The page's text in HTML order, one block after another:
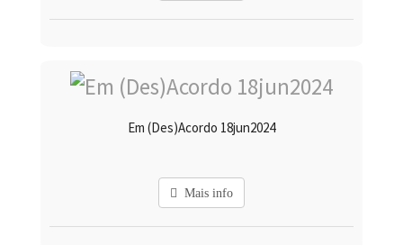
Em (Des)Acordo 18jun2024
Mais info